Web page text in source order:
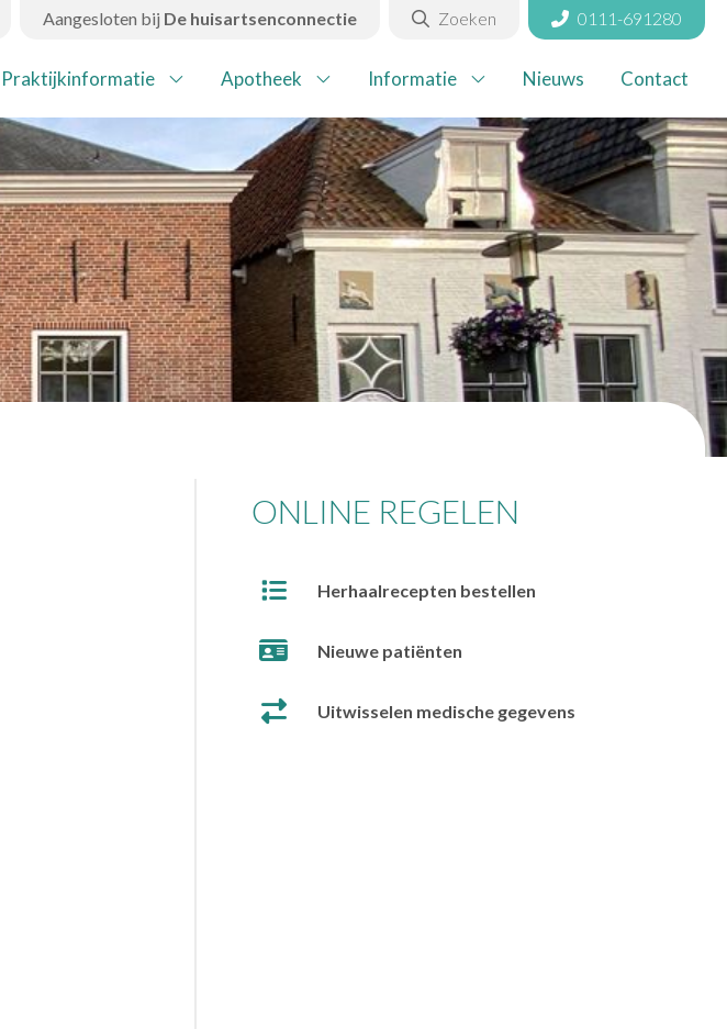
Sluiten
Praktijkinformatie
Apotheek
Informatie
Nieuws
Aangesloten bij De huisartsenconnectie Zoeken 0111-691280
Praktijkinformatie Apotheek Informatie Nieuws Contact
ONLINE REGELEN
Herhaalrecepten bestellen
Nieuwe patiënten
Uitwisselen medische gegevens